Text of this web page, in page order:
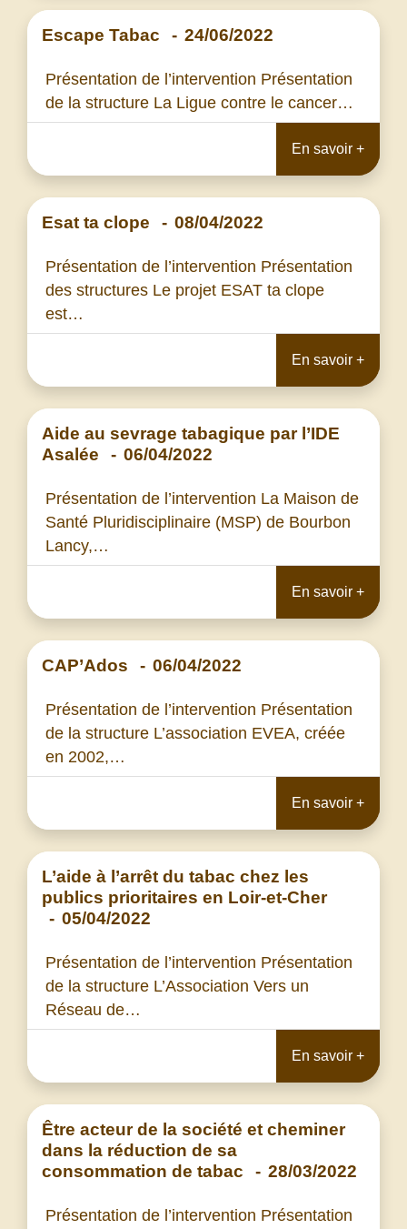
Escape Tabac - 24/06/2022
Présentation de l’intervention Présentation
de la structure La Ligue contre le cancer…
En savoir +
Esat ta clope - 08/04/2022
Présentation de l’intervention Présentation
des structures Le projet ESAT ta clope
est…
En savoir +
Aide au sevrage tabagique par l’IDE
Asalée
- 06/04/2022
Présentation de l’intervention La Maison de
Santé Pluridisciplinaire (MSP) de Bourbon
Lancy,…
En savoir +
CAP’Ados - 06/04/2022
Présentation de l’intervention Présentation
de la structure L’association EVEA, créée
en 2002,…
En savoir +
L’aide à l’arrêt du tabac chez les
publics prioritaires en Loir-et-Cher
- 05/04/2022
Présentation de l’intervention Présentation
de la structure L’Association Vers un
Réseau de…
En savoir +
Être acteur de la société et cheminer
dans la réduction de sa
consommation de tabac
- 28/03/2022
Présentation de l’intervention Présentation